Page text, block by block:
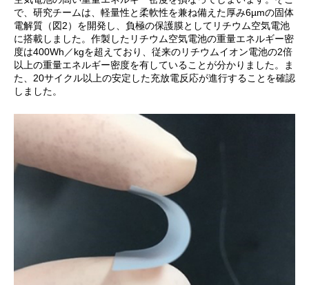
で、研究チームは、軽量性と柔軟性を兼ね備えた厚み6µmの固体
電解質（図2）を開発し、負極の保護膜としてリチウム空気電池
に搭載しました。作製したリチウム空気電池の重量エネルギー密
度は400Wh／kgを超えており、従来のリチウムイオン電池の2倍
以上の重量エネルギー密度を有していることが分かりました。ま
た、20サイクル以上の安定した充放電反応が進行することを確認
しました。